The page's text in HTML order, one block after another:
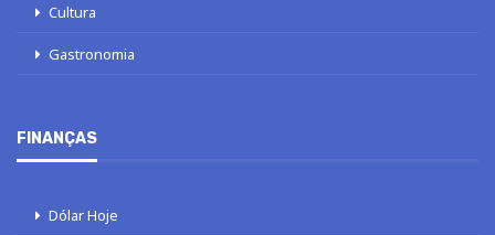
Cultura
Gastronomia
FINANÇAS
Dólar Hoje